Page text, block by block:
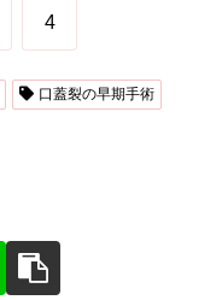
4
口蓋裂の早期手術